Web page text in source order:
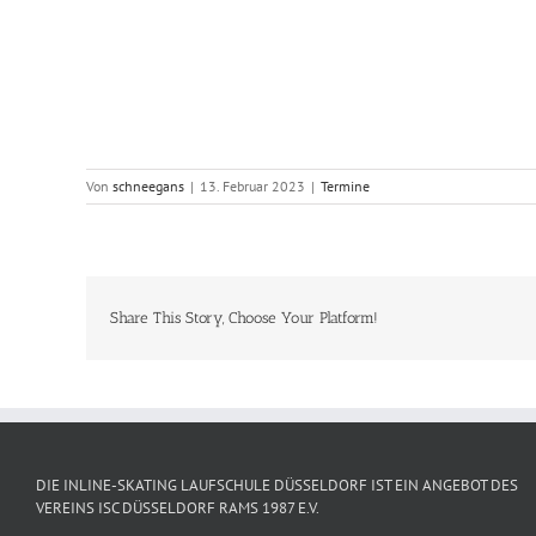
Von schneegans | 13. Februar 2023 | Termine
Share This Story, Choose Your Platform!
DIE INLINE-SKATING LAUFSCHULE DÜSSELDORF IST EIN ANGEBOT DES
VEREINS ISC DÜSSELDORF RAMS 1987 E.V.